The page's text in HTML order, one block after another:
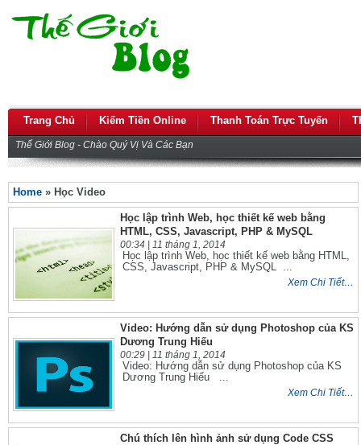
Trang Chủ Kiếm Tiền Online Thanh Toán Trực Tuyến
Thế Giới Blog - Chào Quý Vị Và Các Bạn
Home » Học Video
Học lập trình Web, học thiết kế web bằng
HTML, CSS, Javascript, PHP & MySQL
00:34 | 11 tháng 1, 2014
Học lập trình Web, học thiết kế web bằng HTML,
CSS, Javascript, PHP & MySQL ...
Xem Chi Tiết…
Video: Hướng dẫn sử dụng Photoshop của KS
Dương Trung Hiếu
00:29 | 11 tháng 1, 2014
Video: Hướng dẫn sử dụng Photoshop của KS
Dương Trung Hiếu ...
Xem Chi Tiết…
Chú thích lên hình ảnh sử dụng Code CSS